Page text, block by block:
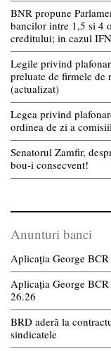
BNR propune
bancilor intre 1,5 si 4
creditului; in cazul
Legile privind
preluate de firmele de
(actualizat)
Legea privind
ordinea de zi a
Senatorul Zamfir,
bou-i consecvent!
Anunturi banci
Aplicația George
Aplicația George
26.26
BRD aderă la
sindicatele